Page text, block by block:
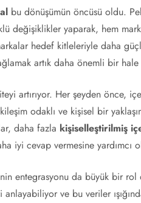
bu dönüşümün öncüsü oldu.
değişiklikler yaparak, hem
hedef kitleleriyle daha
artık daha önemli bir
artırıyor. Her şeyden önce,
odaklı ve kişisel bir
daha fazla kişiselleştirilmiş
iyi cevap vermesine yardımcı
entegrasyonu da büyük bir rol
anlayabiliyor ve bu veriler